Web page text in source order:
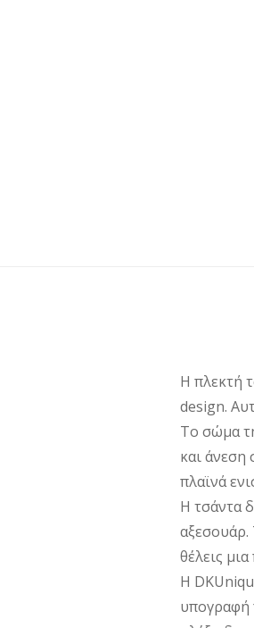
Η πλεκτή
design.
Το σώμα
και άνεση
πλαϊνά
Η τσάντα
αξεσουάρ.
θέλεις
Η
υπογραφή